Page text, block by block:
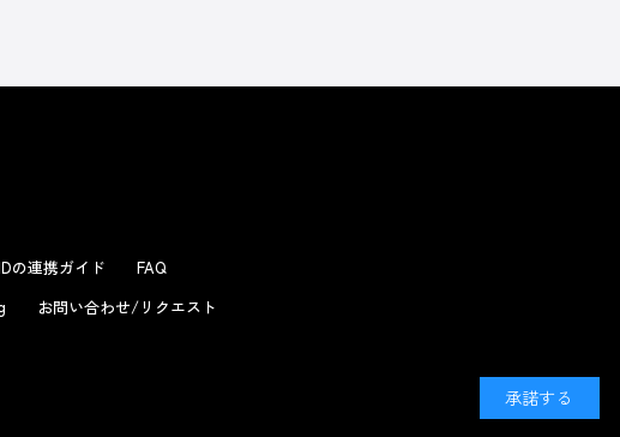
の連携ガイド
FAQ
お問い合わせ/リクエスト
承諾する